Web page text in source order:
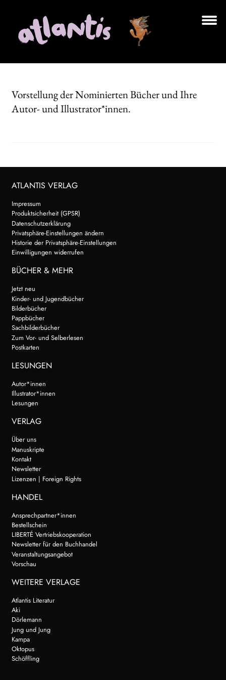
Navigation
springen
Inhalt
springen
BÜCHER
ILLUSTRATOR*INNEN
HANDEL
NEWSLETTER
WEITERE VERLAGE
Vorstellung der Nominierten Bücher und Ihre
Autor- und Illustrator*innen.
ATLANTIS VERLAG
Impressum
Produktsicherheit (GPSR)
Datenschutzerklärung
Privatsphäre-Einstellungen ändern
Historie der Privatsphäre-Einstellungen
Einwilligungen widerrufen
BÜCHER & MEHR
Jetzt neu
Kinder- und Jugendbücher
Bilderbücher
Pappbücher
Sachbilderbücher
Zum Vor- und Selberlesen
Postkarten
LESUNGEN
Autor*innen
Illustrator*innen
Lesungen
VERLAG
Über uns
Manuskripte
Kontakt
Newsletter
Lizenzen | Foreign Rights
HANDEL
Ansprechpartner*innen
Bestellschein
LIBERTÉ Vertriebskooperation
Newsletter für den Buchhandel
Veranstaltungsangebot
Vorschau
WEITERE VERLAGE
Atlantis Literatur
Aki
Dörlemann
Jung und Jung
Kampa
Oktopus
Schöffling